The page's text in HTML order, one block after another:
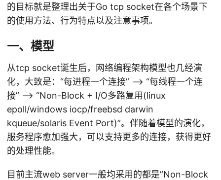
的目标就是整理出关于Go tcp socket在各个场景下
的使用方法、行为特点以及注意事项。
一、模型
从tcp socket诞生后，网络编程架构模型也几经演
化，大致是：“每进程一个连接” –> “每线程一个连
接” –> “Non-Block + I/O多路复用(linux
epoll/windows iocp/freebsd darwin
kqueue/solaris Event Port)”。伴随着模型的演化，
服务程序愈加强大，可以支持更多的连接，获得更好
的处理性能。
目前主流web server一般均采用的都是”Non-Block